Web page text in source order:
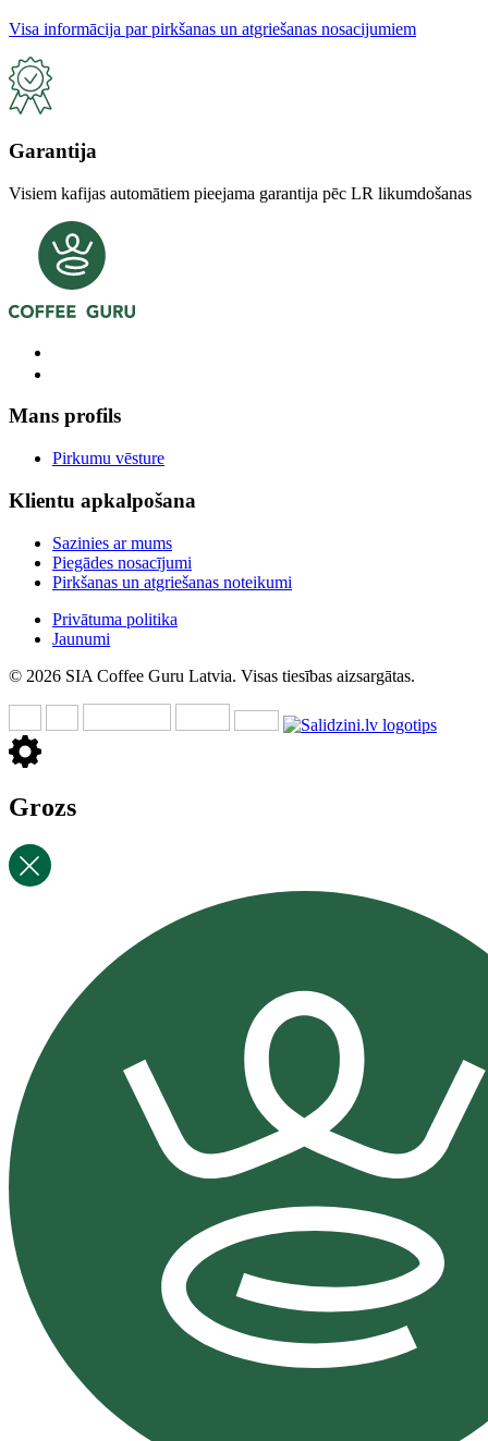
Visa informācija par pirkšanas un atgriešanas nosacijumiem
Garantija
Visiem kafijas automātiem pieejama garantija pēc LR likumdošanas
Mans profils
Pirkumu vēsture
Klientu apkalpošana
Sazinies ar mums
Piegādes nosacījumi
Pirkšanas un atgriešanas noteikumi
Privātuma politika
Jaunumi
© 2026 SIA Coffee Guru Latvia. Visas tiesības aizsargātas.
Grozs